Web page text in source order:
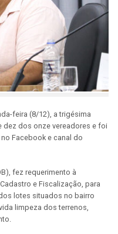
feira (8/12), a trigésima
dez dos onze vereadores e foi
Facebook e canal do
fez requerimento à
e Fiscalização, para
lotes situados no bairro
limpeza dos terrenos,